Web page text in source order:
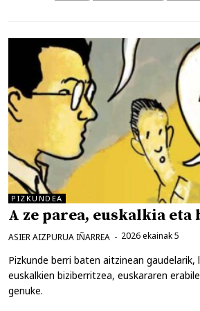
PIZKUNDEA
A ze parea, euskalkia eta
2026 ekainak 5
ASIER AIZPURUA IÑARREA
Pizkunde berri baten aitzinean
euskalkien biziberritzea, euskararen
genuke.